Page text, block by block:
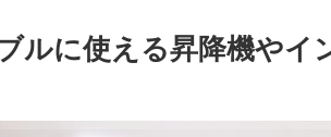
ルに使える昇降機やイ